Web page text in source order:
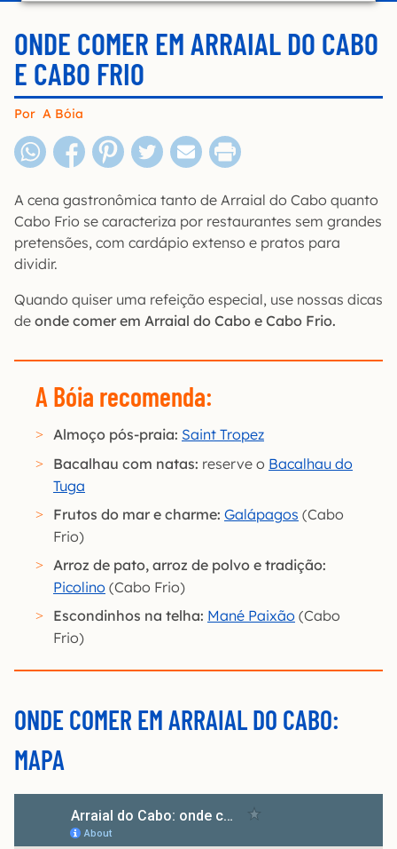
ONDE COMER EM ARRAIAL DO CABO
E CABO FRIO
Por A Bóia
A cena gastronômica tanto de Arraial do Cabo quanto
Cabo Frio se caracteriza por restaurantes sem grandes
pretensões, com cardápio extenso e pratos para
dividir.
Quando quiser uma refeição especial, use nossas dicas
de onde comer em Arraial do Cabo e Cabo Frio.
A Bóia recomenda:
Almoço pós-praia: Saint Tropez
Bacalhau com natas: reserve o Bacalhau do
Tuga
Frutos do mar e charme: Galápagos (Cabo
Frio)
Arroz de pato, arroz de polvo e tradição:
Picolino (Cabo Frio)
Escondinhos na telha: Mané Paixão (Cabo
Frio)
ONDE COMER EM ARRAIAL DO CABO:
MAPA